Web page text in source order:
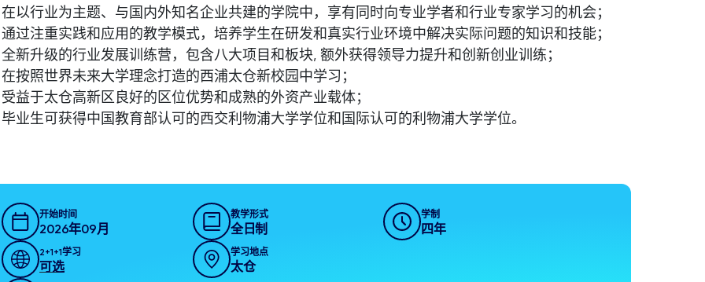
在以行业为主题、与国内外知名企业共建的学院中，享有同时向专业学者和行业专家学习的机会；
通过注重实践和应用的教学模式，培养学生在研发和真实行业环境中解决实际问题的知识和技能；
全新升级的行业发展训练营，包含八大项目和板块, 额外获得领导力提升和创新创业训练；
在按照世界未来大学理念打造的西浦太仓新校园中学习；
受益于太仓高新区良好的区位优势和成熟的外资产业载体；
毕业生可获得中国教育部认可的西交利物浦大学学位和国际认可的利物浦大学学位。
开始时间
2026年09月
教学形式
全日制
学制
四年
2+1+1学习
可选
学习地点
太仓